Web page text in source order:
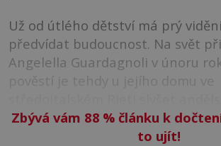
Už od útlého dětství má prý
předvídat budoucnost. Na svět
Angelella Guardagnoli v únoru
pověstí je tehdy u jejího domu ve
Zbývá vám 88 %článku k
to ujít!